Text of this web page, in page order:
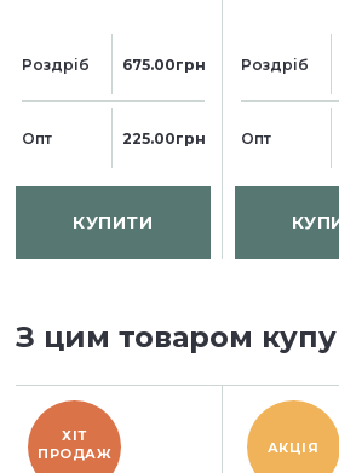
Роздріб 675.00грн
Опт 225.00грн
КУПИТИ
Роздріб
Опт
З цим товаром
ХІТ
ПРОДАЖ
АКЦІЯ